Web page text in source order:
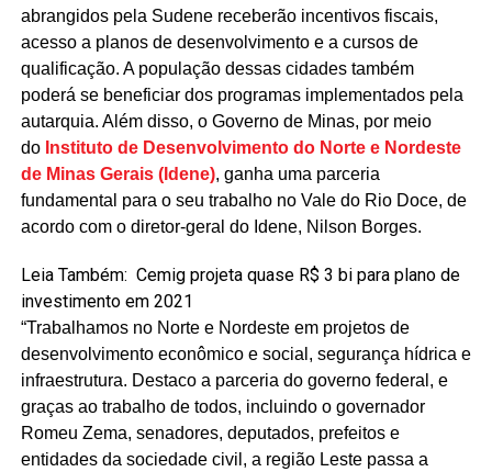
abrangidos pela Sudene receberão incentivos fiscais,
acesso a planos de desenvolvimento e a cursos de
qualificação. A população dessas cidades também
poderá se beneficiar dos programas implementados pela
autarquia. Além disso, o Governo de Minas, por meio
do Instituto de Desenvolvimento do Norte e Nordeste
de Minas Gerais (Idene), ganha uma parceria
fundamental para o seu trabalho no Vale do Rio Doce, de
acordo com o diretor-geral do Idene, Nilson Borges.
Leia Também: Cemig projeta quase R$ 3 bi para plano de
investimento em 2021
“Trabalhamos no Norte e Nordeste em projetos de
desenvolvimento econômico e social, segurança hídrica e
infraestrutura. Destaco a parceria do governo federal, e
graças ao trabalho de todos, incluindo o governador
Romeu Zema, senadores, deputados, prefeitos e
entidades da sociedade civil, a região Leste passa a